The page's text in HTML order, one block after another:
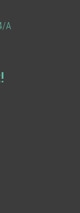
A